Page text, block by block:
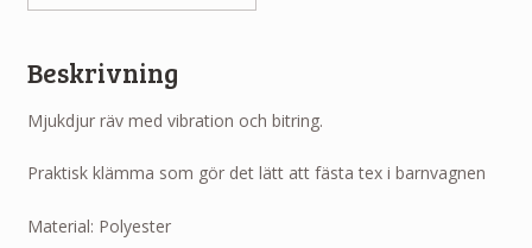
Beskrivning
Mjukdjur räv med vibration och bitring.
Praktisk klämma som gör det lätt att fästa tex i barnvagnen
Material: Polyester